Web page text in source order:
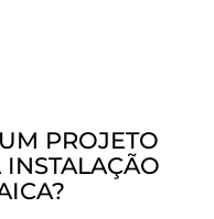
PROJETO